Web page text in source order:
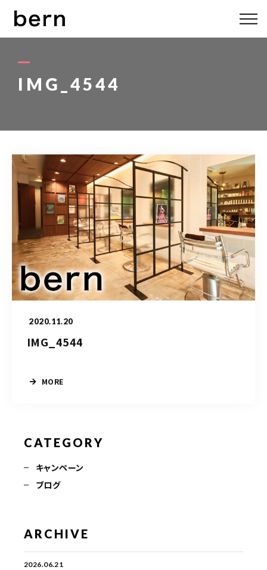
IMG_4544
2020.11.20
IMG_4544
MORE
CATEGORY
キャンペーン
ブログ
ARCHIVE
2026.06.21
ABOUT US
BLOG
ACCESS
bern 06-6136-6633
TERMINAL bern 06-6136-6633 【火水木日・祝】10:00～19:00
【金土】10:00〜21:00